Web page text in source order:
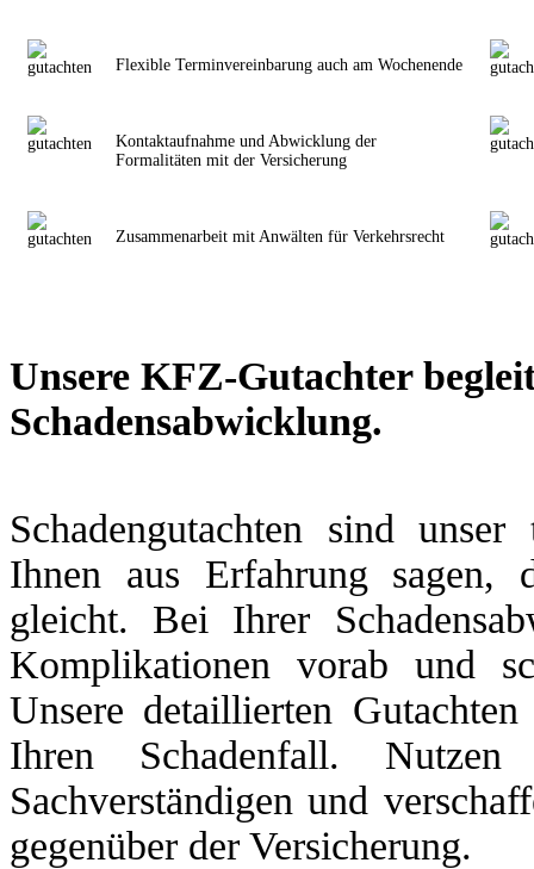
Flexible Terminvereinbarung auch am Wochenende
Kontaktaufnahme und Abwicklung der
Formalitäten mit der Versicherung
Zusammenarbeit mit Anwälten für Verkehrsrecht
Unsere KFZ-Gutachter
Schadensabwicklung.
Schadengutachten sind
Ihnen aus Erfahrung sagen,
gleicht. Bei Ihrer
Komplikationen vorab und
Unsere detaillierten
Ihren Schadenfall.
Sachverständigen und
gegenüber der Versicherung.